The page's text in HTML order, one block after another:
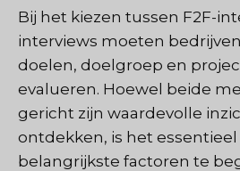
Bij het kiezen tussen F2F-
interviews moeten
doelen, doelgroep en
evalueren. Hoewel beide
gericht zijn waardevolle
ontdekken, is het
belangrijkste factoren te